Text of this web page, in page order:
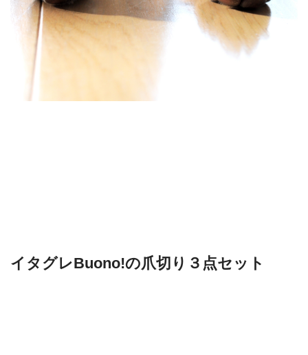
イタグレBuono!の爪切り３点セット